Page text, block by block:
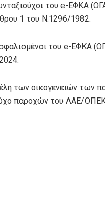
του e-ΕΦΚΑ
1 του Ν.1296/1982.
του e-ΕΦΚΑ
των οικογενειών των
παροχών του ΛΑΕ/